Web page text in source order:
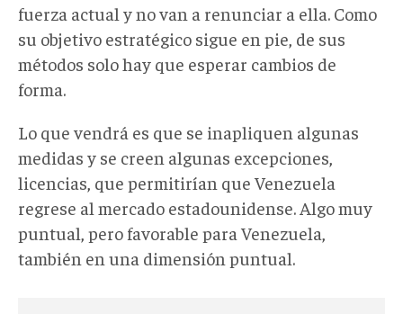
fuerza actual y no van a renunciar a ella. Como
su objetivo estratégico sigue en pie, de sus
métodos solo hay que esperar cambios de
forma.
Lo que vendrá es que se inapliquen algunas
medidas y se creen algunas excepciones,
licencias, que permitirían que Venezuela
regrese al mercado estadounidense. Algo muy
puntual, pero favorable para Venezuela,
también en una dimensión puntual.